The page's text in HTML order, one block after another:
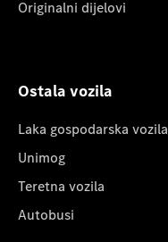
Originalni dijelovi
Ostala vozila
Laka gospodarska vozila
Unimog
Teretna vozila
Autobusi